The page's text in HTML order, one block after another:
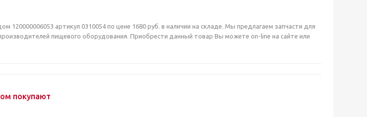
120000006053 артикул 0310054 по цене 1680 руб. в наличии на складе. Мы предлагаем запчасти для
пищевого оборудования. Приобрести данный товар Вы можете on-line на сайте или
покупают